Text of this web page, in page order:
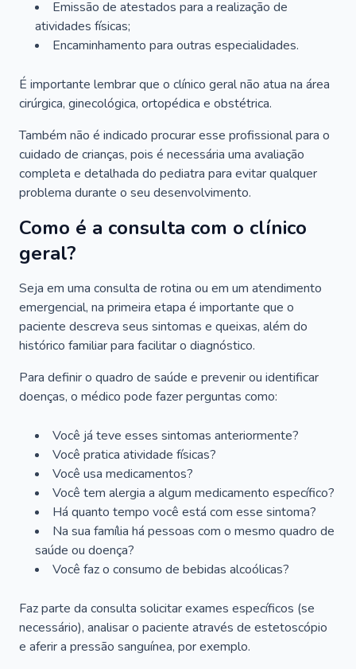
Emissão de atestados para a realização de
atividades físicas;
Encaminhamento para outras especialidades.
É importante lembrar que o clínico geral não atua na área
cirúrgica, ginecológica, ortopédica e obstétrica.
Também não é indicado procurar esse profissional para o
cuidado de crianças, pois é necessária uma avaliação
completa e detalhada do pediatra para evitar qualquer
problema durante o seu desenvolvimento.
Como é a consulta com o clínico
geral?
Seja em uma consulta de rotina ou em um atendimento
emergencial, na primeira etapa é importante que o
paciente descreva seus sintomas e queixas, além do
histórico familiar para facilitar o diagnóstico.
Para definir o quadro de saúde e prevenir ou identificar
doenças, o médico pode fazer perguntas como:
Você já teve esses sintomas anteriormente?
Você pratica atividade físicas?
Você usa medicamentos?
Você tem alergia a algum medicamento específico?
Há quanto tempo você está com esse sintoma?
Na sua família há pessoas com o mesmo quadro de
saúde ou doença?
Você faz o consumo de bebidas alcoólicas?
Faz parte da consulta solicitar exames específicos (se
necessário), analisar o paciente através de estetoscópio
e aferir a pressão sanguínea, por exemplo.